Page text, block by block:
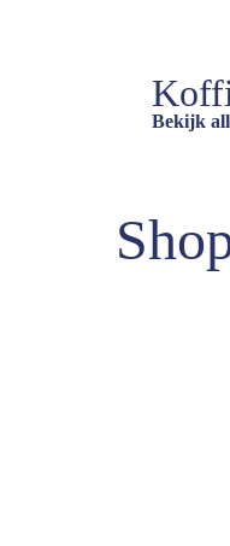
Bekijk